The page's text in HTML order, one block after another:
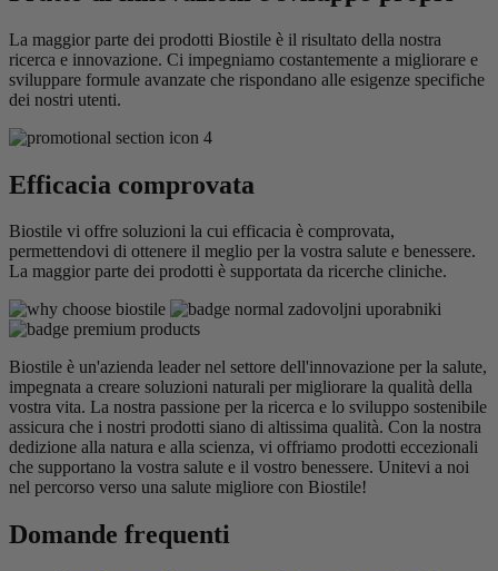
La maggior parte dei prodotti Biostile è il risultato della nostra
ricerca e innovazione. Ci impegniamo costantemente a migliorare e
sviluppare formule avanzate che rispondano alle esigenze specifiche
dei nostri utenti.
Efficacia comprovata
Biostile vi offre soluzioni la cui efficacia è comprovata,
permettendovi di ottenere il meglio per la vostra salute e benessere.
La maggior parte dei prodotti è supportata da ricerche cliniche.
Biostile è un'azienda leader nel settore dell'innovazione per la salute,
impegnata a creare soluzioni naturali per migliorare la qualità della
vostra vita. La nostra passione per la ricerca e lo sviluppo sostenibile
assicura che i nostri prodotti siano di altissima qualità. Con la nostra
dedizione alla natura e alla scienza, vi offriamo prodotti eccezionali
che supportano la vostra salute e il vostro benessere. Unitevi a noi
nel percorso verso una salute migliore con Biostile!
Domande frequenti